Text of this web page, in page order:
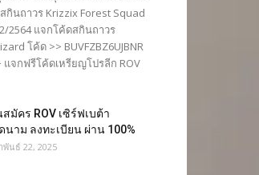
นถาวร Krizzix Forest Squad
2564 แจกโค้ดสกินถาวร
โค้ด >> BUVFZBZ6UJBNR
จกฟรีโค้ดเหรียญโปรลีก ROV
มัคร ROV เซิร์ฟเบต้า
นาม ลงทะเบียน ผ่าน 100%
พันธ์ 22, 2025